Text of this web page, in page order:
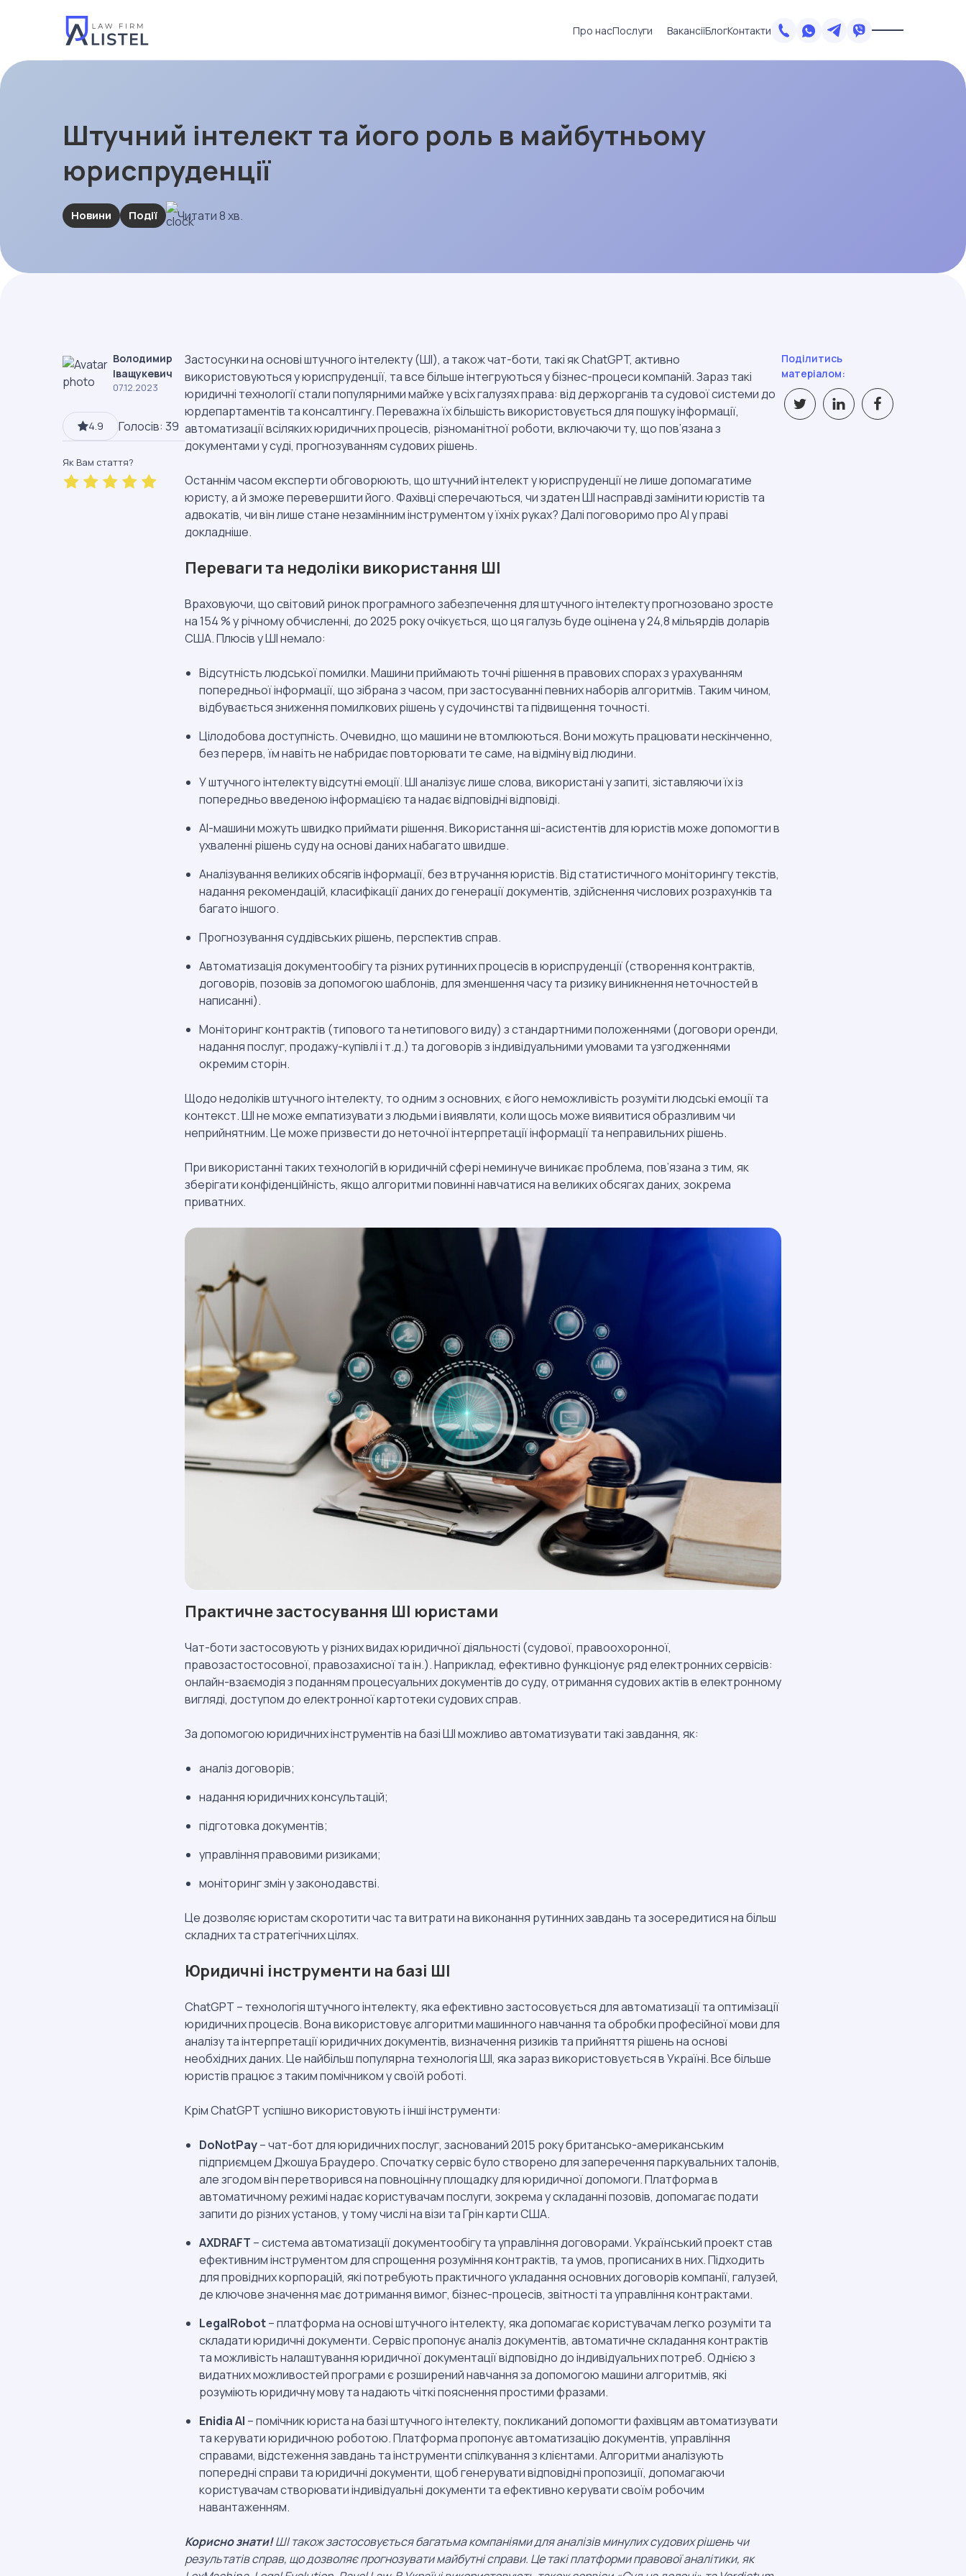
Про насПослуги ВакансіїБлогКонтакти
Штучний інтелект та його роль в майбутньому
юриспруденції
Новини Події Читати 8 хв.
Володимир
Іващукевич
07.12.2023
4.9 Голосів: 39
Як Вам стаття?
Застосунки на основі штучного інтелекту (ШІ), а також чат-боти, такі як ChatGPT, активно
використовуються у юриспруденції, та все більше інтегруються у бізнес-процеси компаній. Зараз такі
юридичні технології стали популярними майже у всіх галузях права: від держорганів та судової системи до
юрдепартаментів та консалтингу. Переважна їх більшість використовується для пошуку інформації,
автоматизації всіляких юридичних процесів, різноманітної роботи, включаючи ту, що пов’язана з
документами у суді, прогнозуванням судових рішень.
Останнім часом експерти обговорюють, що штучний інтелект у юриспруденції не лише допомагатиме
юристу, а й зможе перевершити його. Фахівці сперечаються, чи здатен ШІ насправді замінити юристів та
адвокатів, чи він лише стане незамінним інструментом у їхніх руках? Далі поговоримо про AI у праві
докладніше.
Переваги та недоліки використання ШІ
Враховуючи, що світовий ринок програмного забезпечення для штучного інтелекту прогнозовано зросте
на 154 % у річному обчисленні, до 2025 року очікується, що ця галузь буде оцінена у 24,8 мільярдів доларів
США. Плюсів у ШІ немало:
Відсутність людської помилки. Машини приймають точні рішення в правових спорах з урахуванням
попередньої інформації, що зібрана з часом, при застосуванні певних наборів алгоритмів. Таким чином,
відбувається зниження помилкових рішень у судочинстві та підвищення точності.
Цілодобова доступність. Очевидно, що машини не втомлюються. Вони можуть працювати нескінченно,
без перерв, їм навіть не набридає повторювати те саме, на відміну від людини.
У штучного інтелекту відсутні емоції. ШІ аналізує лише слова, використані у запиті, зіставляючи їх із
попередньо введеною інформацією та надає відповідні відповіді.
AI-машини можуть швидко приймати рішення. Використання ші-асистентів для юристів може допомогти в
ухваленні рішень суду на основі даних набагато швидше.
Аналізування великих обсягів інформації, без втручання юристів. Від статистичного моніторингу текстів,
надання рекомендацій, класифікації даних до генерації документів, здійснення числових розрахунків та
багато іншого.
Прогнозування суддівських рішень, перспектив справ.
Автоматизація документообігу та різних рутинних процесів в юриспруденції (створення контрактів,
договорів, позовів за допомогою шаблонів, для зменшення часу та ризику виникнення неточностей в
написанні).
Моніторинг контрактів (типового та нетипового виду) з стандартними положеннями (договори оренди,
надання послуг, продажу-купівлі і т.д.) та договорів з індивідуальними умовами та узгодженнями
окремим сторін.
Щодо недоліків штучного інтелекту, то одним з основних, є його неможливість розуміти людські емоції та
контекст. ШІ не може емпатизувати з людьми і виявляти, коли щось може виявитися образливим чи
неприйнятним. Це може призвести до неточної інтерпретації інформації та неправильних рішень.
При використанні таких технологій в юридичній сфері неминуче виникає проблема, пов’язана з тим, як
зберігати конфіденційність, якщо алгоритми повинні навчатися на великих обсягах даних, зокрема
приватних.
Практичне застосування ШІ юристами
Чат-боти застосовують у різних видах юридичної діяльності (судової, правоохоронної,
правозастостосовної, правозахисної та ін.). Наприклад, ефективно функціонує ряд електронних сервісів:
онлайн-взаємодія з поданням процесуальних документів до суду, отримання судових актів в електронному
вигляді, доступом до електронної картотеки судових справ.
За допомогою юридичних інструментів на базі ШІ можливо автоматизувати такі завдання, як:
аналіз договорів;
надання юридичних консультацій;
підготовка документів;
управління правовими ризиками;
моніторинг змін у законодавстві.
Це дозволяє юристам скоротити час та витрати на виконання рутинних завдань та зосередитися на більш
складних та стратегічних цілях.
Юридичні інструменти на базі ШІ
ChatGPT – технологія штучного інтелекту, яка ефективно застосовується для автоматизації та оптимізації
юридичних процесів. Вона використовує алгоритми машинного навчання та обробки професійної мови для
аналізу та інтерпретації юридичних документів, визначення ризиків та прийняття рішень на основі
необхідних даних. Це найбільш популярна технологія ШІ, яка зараз використовується в Україні. Все більше
юристів працює з таким помічником у своїй роботі.
Крім ChatGPT успішно використовують і інші інструменти:
DoNotPay– чат-бот для юридичних послуг, заснований 2015 року британсько-американським
підприємцем Джошуа Браудеро. Спочатку сервіс було створено для заперечення паркувальних талонів,
але згодом він перетворився на повноцінну площадку для юридичної допомоги. Платформа в
автоматичному режимі надає користувачам послуги, зокрема у складанні позовів, допомагає подати
запити до різних установ, у тому числі на візи та Грін карти США.
AXDRAFT – система автоматизації документообігу та управління договорами. Український проект став
ефективним інструментом для спрощення розуміння контрактів, та умов, прописаних в них. Підходить
для провідних корпорацій, які потребують практичного укладання основних договорів компанії, галузей,
де ключове значення має дотримання вимог, бізнес-процесів, звітності та управління контрактами.
LegalRobot– платформа на основі штучного інтелекту, яка допомагає користувачам легко розуміти та
складати юридичні документи. Сервіс пропонує аналіз документів, автоматичне складання контрактів
та можливість налаштування юридичної документації відповідно до індивідуальних потреб. Однією з
видатних можливостей програми є розширений навчання за допомогою машини алгоритмів, які
розуміють юридичну мову та надають чіткі пояснення простими фразами.
Enidia AI – помічник юриста на базі штучного інтелекту, покликаний допомогти фахівцям автоматизувати
та керувати юридичною роботою. Платформа пропонує автоматизацію документів, управління
справами, відстеження завдань та інструменти спілкування з клієнтами. Алгоритми аналізують
попередні справи та юридичні документи, щоб генерувати відповідні пропозиції, допомагаючи
користувачам створювати індивідуальні документи та ефективно керувати своїм робочим
навантаженням.
Корисно знати!ШІ також застосовується багатьма компаніями для аналізів минулих судових рішень чи
результатів справ, що дозволяє прогнозувати майбутні справи. Це такі платформи правової аналітики, як
Поділитись
матеріалом: